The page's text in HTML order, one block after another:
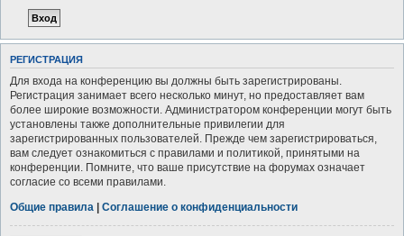
РЕГИСТРАЦИЯ
Для входа на конференцию вы должны быть зарегистрированы.
Регистрация занимает всего несколько минут, но предоставляет вам
более широкие возможности. Администратором конференции могут быть
установлены также дополнительные привилегии для
зарегистрированных пользователей. Прежде чем зарегистрироваться,
вам следует ознакомиться с правилами и политикой, принятыми на
конференции. Помните, что ваше присутствие на форумах означает
согласие со всеми правилами.
Общие правила | Соглашение о конфиденциальности